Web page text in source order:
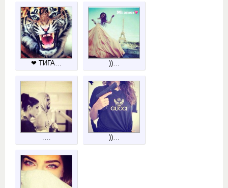
❤ ТИГА… ))…
.… ))…